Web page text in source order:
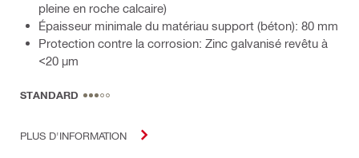
pleine en roche calcaire)
Épaisseur minimale du matériau support (béton): 80 mm
Protection contre la corrosion: Zinc galvanisé revêtu à
<20 µm
STANDARD
PLUS D'INFORMATION